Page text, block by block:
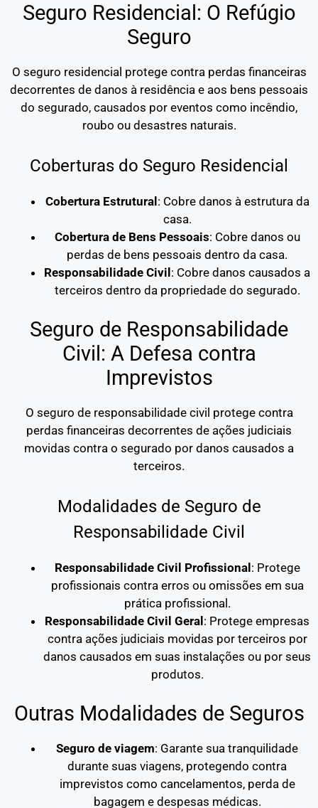
Seguro Residencial: O Refúgio
Seguro
O seguro residencial protege contra perdas financeiras
decorrentes de danos à residência e aos bens pessoais
do segurado, causados por eventos como incêndio,
roubo ou desastres naturais.
Coberturas do Seguro Residencial
Cobertura Estrutural: Cobre danos à estrutura da
casa.
Cobertura de Bens Pessoais: Cobre danos ou
perdas de bens pessoais dentro da casa.
Responsabilidade Civil: Cobre danos causados a
terceiros dentro da propriedade do segurado.
Seguro de Responsabilidade
Civil: A Defesa contra
Imprevistos
O seguro de responsabilidade civil protege contra
perdas financeiras decorrentes de ações judiciais
movidas contra o segurado por danos causados a
terceiros.
Modalidades de Seguro de
Responsabilidade Civil
Responsabilidade Civil Profissional: Protege
profissionais contra erros ou omissões em sua
prática profissional.
Responsabilidade Civil Geral: Protege empresas
contra ações judiciais movidas por terceiros por
danos causados em suas instalações ou por seus
produtos.
Outras Modalidades de Seguros
Seguro de viagem: Garante sua tranquilidade
durante suas viagens, protegendo contra
imprevistos como cancelamentos, perda de
bagagem e despesas médicas.